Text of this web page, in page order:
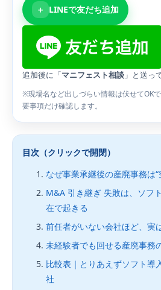
＋ LINEで友だち追加
追加後に「マニフェスト相談 」と送っ
※現場名など出しづらい情報は伏せてOK
要事項だけ確認します。
目次（クリックで開閉）
なぜ事業承継後の産廃事務は
M&A 引き継ぎ 失敗は、ソフ
在で起きる
前任者がいない会社ほど、実
未経験者でも回せる産廃事務
比較表｜とりあえずソフト導
社